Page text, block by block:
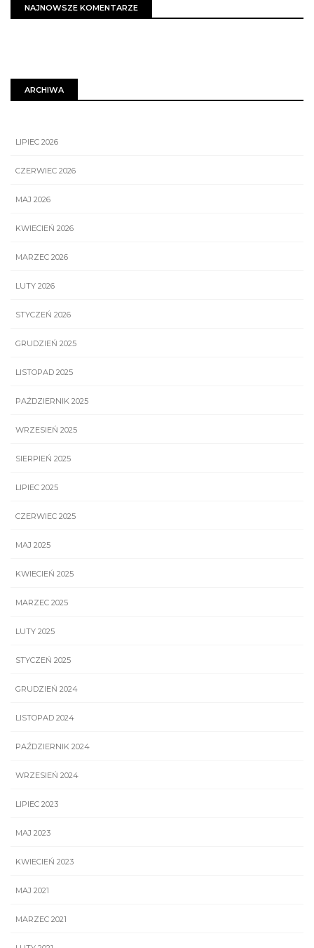
NAJNOWSZE KOMENTARZE
ARCHIWA
LIPIEC 2026
CZERWIEC 2026
MAJ 2026
KWIECIEŃ 2026
MARZEC 2026
LUTY 2026
STYCZEŃ 2026
GRUDZIEŃ 2025
LISTOPAD 2025
PAŹDZIERNIK 2025
WRZESIEŃ 2025
SIERPIEŃ 2025
LIPIEC 2025
CZERWIEC 2025
MAJ 2025
KWIECIEŃ 2025
MARZEC 2025
LUTY 2025
STYCZEŃ 2025
GRUDZIEŃ 2024
LISTOPAD 2024
PAŹDZIERNIK 2024
WRZESIEŃ 2024
LIPIEC 2023
MAJ 2023
KWIECIEŃ 2023
MAJ 2021
MARZEC 2021